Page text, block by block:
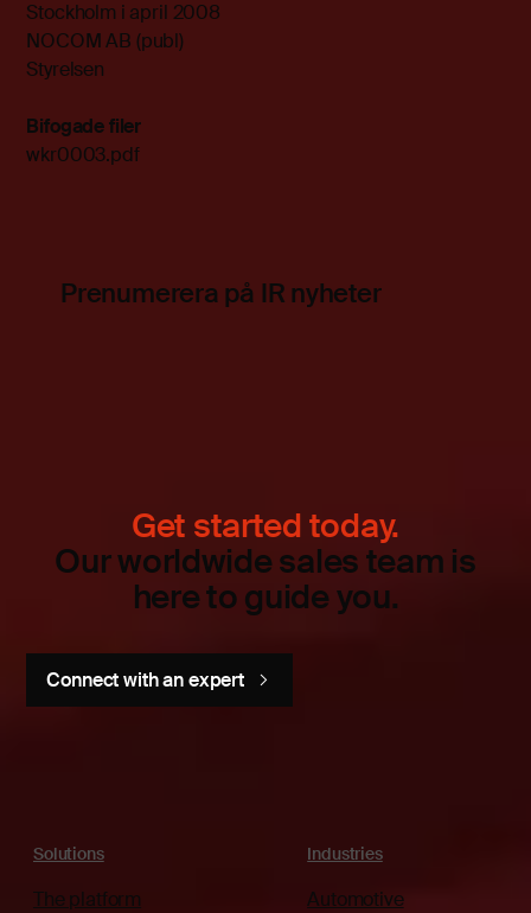
Stockholm i april 2008
NOCOM AB (publ)
Styrelsen
Bifogade filer
wkr0003.pdf
Prenumerera på IR nyheter
Get started today.
Our worldwide sales team is
here to guide you.
Connect with an expert
Solutions
The platform
Industries
Automotive